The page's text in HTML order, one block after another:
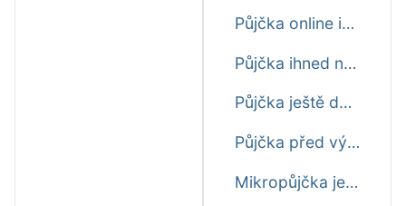
Půjčka online ihned ještě dnes
Půjčka ihned na účet ještě dnes
Půjčka ještě dnes do výplaty
Půjčka před výplatou ještě dnes
Mikropůjčka ještě dnes